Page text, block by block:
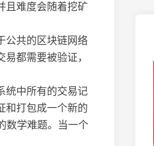
且难度会随着挖矿
公共的区块链网络
都需要被验证，
统中所有的交易记
和打包成一个新的
数学难题。当一个